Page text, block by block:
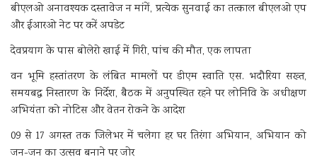
बीएलओ अनावश्यक दस्तावेज न मांगें, प्रत्येक सुनवाई का तत्काल बीएलओ एप
और ईआरओ नेट पर करें अपडेट
देवप्रयाग के पास बोलेरो खाई में गिरी, पांच की मौत, एक लापता
वन भूमि हस्तांतरण के लंबित मामलों पर डीएम स्वाति एस. भदौरिया सख्त,
समयबद्ध निस्तारण के निर्देश, बैठक में अनुपस्थित रहने पर लोनिवि के अधीक्षण
अभियंता को नोटिस और वेतन रोकने के आदेश
09 से 17 अगस्त तक जिलेभर में चलेगा हर घर तिरंगा अभियान, अभियान को
जन-जन का उत्सव बनाने पर जोर